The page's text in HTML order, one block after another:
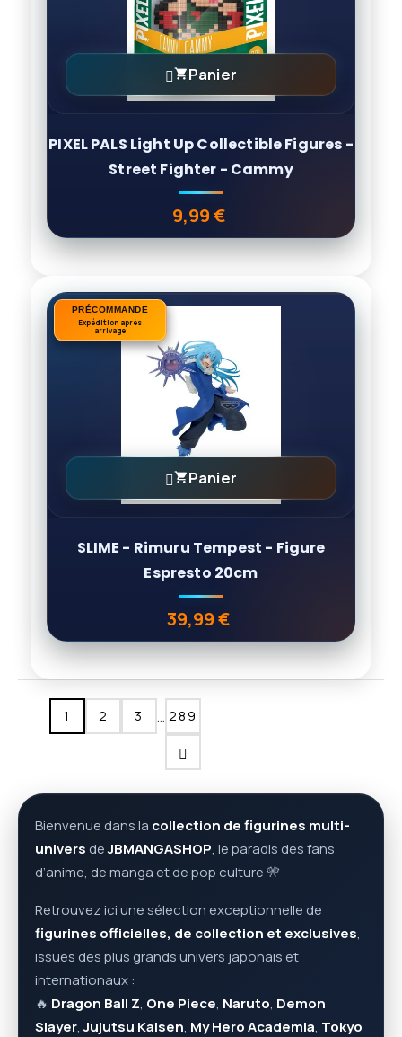
Panier
PIXEL PALS Light Up Collectible Figures -
Street Fighter - Cammy
Prix
9,99 €
PRÉCOMMANDE
Expédition après
arrivage
Panier
SLIME - Rimuru Tempest - Figure
Espresto 20cm
Prix
39,99 €
PRÉCOMMANDE
Expédition après
arrivage
1 2 3 … 289
Bienvenue dans la collection de figurines multi-
univers deJBMANGASHOP, le paradis des fans
d’anime, de manga et de pop culture 🎌
Retrouvez ici une sélection exceptionnelle de
figurines officielles, de collection et exclusives,
issues des plus grands univers japonais et
internationaux :
🔥 Dragon Ball Z, One Piece, Naruto, Demon
Slayer,Jujutsu Kaisen, My Hero Academia, Tokyo